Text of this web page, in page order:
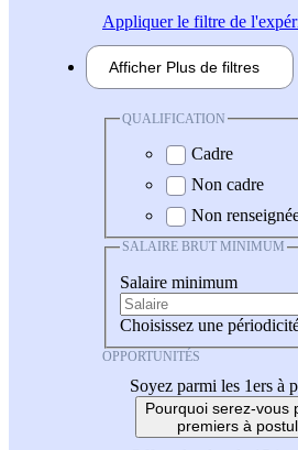
Appliquerle filtre de
Afficher Plus de filtres
QUALIFICATION
Cadre
Non cadre
Non
SALAIRE BRUT MINIMUM
Salaire minimum
Choisissez une
OPPORTUNITÉS
Soyez parmi les 1ers à
Pourquoi serez-vous
premiers à